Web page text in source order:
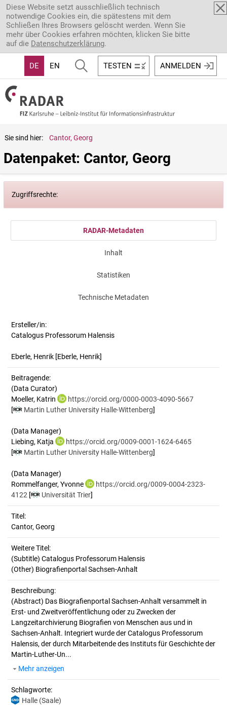
Direkt zum Inhalt
Diese Website setzt ausschließlich technisch
notwendige Cookies ein, die spätestens mit dem
Schließen Ihres Browsers gelöscht werden. Wenn Sie
mehr über Cookies erfahren möchten, klicken Sie bitte
auf die Datenschutzerklärung.
DE EN TESTEN ANMELDEN
Sie sind hier: Cantor, Georg
Datenpaket: Cantor, Georg
Zugriffsrechte:
RADAR-Metadaten
Inhalt
Statistiken
Technische Metadaten
Ersteller/in:
Catalogus Professorum Halensis
Eberle, Henrik [Eberle, Henrik]
Beitragende:
(Data Curator)
Moeller, Katrin
https://orcid.org/0000-0003-4090-5667
[
Martin Luther University Halle-Wittenberg]
(Data Manager)
Liebing, Katja
https://orcid.org/0009-0001-1624-6465
[
Martin Luther University Halle-Wittenberg]
(Data Manager)
Rommelfanger, Yvonne
https://orcid.org/0009-0004-2323-
4122 [ Universität Trier]
Titel:
Cantor, Georg
Weitere Titel:
(Subtitle) Catalogus Professorum Halensis
(Other) Biografienportal Sachsen-Anhalt
Beschreibung:
(Abstract) Das Biografienportal Sachsen-Anhalt versammelt in
Erst- und Zweitveröffentlichung oder zu Zwecken der
Langzeitarchivierung Biografien von Menschen aus und in
Sachsen-Anhalt. Integriert wurde der Catalogus Professorum
Halensis, der durch Mitarbeitende des Instituts für Geschichte der
Martin-Luther-Un...
Mehr anzeigen
Schlagworte:
Halle (Saale)